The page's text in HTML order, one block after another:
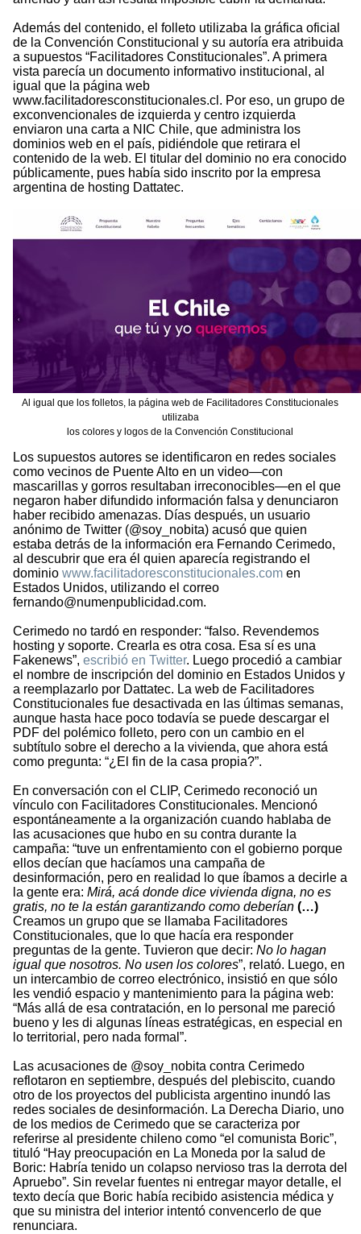
Además del contenido, el folleto utilizaba la gráfica oficial
de la Convención Constitucional y su autoría era atribuida
a supuestos “Facilitadores Constitucionales”. A primera
vista parecía un documento informativo institucional, al
igual que la página web
www.facilitadoresconstitucionales.cl. Por eso, un grupo de
exconvencionales de izquierda y centro izquierda
enviaron una carta a NIC Chile, que administra los
dominios web en el país, pidiéndole que retirara el
contenido de la web. El titular del dominio no era conocido
públicamente, pues había sido inscrito por la empresa
argentina de hosting Dattatec.
Al igual que los folletos, la página web de Facilitadores Constitucionales
utilizaba
los colores y logos de la Convención Constitucional
Los supuestos autores se identificaron en redes sociales
como vecinos de Puente Alto en un video—con
mascarillas y gorros resultaban irreconocibles—en el que
negaron haber difundido información falsa y denunciaron
haber recibido amenazas. Días después, un usuario
anónimo de Twitter (@soy_nobita) acusó que quien
estaba detrás de la información era Fernando Cerimedo,
al descubrir que era él quien aparecía registrando el
dominio www.facilitadoresconstitucionales.com en
Estados Unidos, utilizando el correo
fernando@numenpublicidad.com.
Cerimedo no tardó en responder: “falso. Revendemos
hosting y soporte. Crearla es otra cosa. Esa sí es una
Fakenews”, escribió en Twitter. Luego procedió a cambiar
el nombre de inscripción del dominio en Estados Unidos y
a reemplazarlo por Dattatec. La web de Facilitadores
Constitucionales fue desactivada en las últimas semanas,
aunque hasta hace poco todavía se puede descargar el
PDF del polémico folleto, pero con un cambio en el
subtítulo sobre el derecho a la vivienda, que ahora está
como pregunta: “¿El fin de la casa propia?”.
En conversación con el CLIP, Cerimedo reconoció un
vínculo con Facilitadores Constitucionales. Mencionó
espontáneamente a la organización cuando hablaba de
las acusaciones que hubo en su contra durante la
campaña: “tuve un enfrentamiento con el gobierno porque
ellos decían que hacíamos una campaña de
desinformación, pero en realidad lo que íbamos a decirle a
la gente era: Mirá, acá donde dice vivienda digna, no es
gratis, no te la están garantizando como deberían (…)
Creamos un grupo que se llamaba Facilitadores
Constitucionales, que lo que hacía era responder
preguntas de la gente. Tuvieron que decir: No lo hagan
igual que nosotros. No usen los colores”, relató. Luego, en
un intercambio de correo electrónico, insistió en que sólo
les vendió espacio y mantenimiento para la página web:
“Más allá de esa contratación, en lo personal me pareció
bueno y les di algunas líneas estratégicas, en especial en
lo territorial, pero nada formal”.
Las acusaciones de @soy_nobita contra Cerimedo
reflotaron en septiembre, después del plebiscito, cuando
otro de los proyectos del publicista argentino inundó las
redes sociales de desinformación. La Derecha Diario, uno
de los medios de Cerimedo que se caracteriza por
referirse al presidente chileno como “el comunista Boric”,
tituló “Hay preocupación en La Moneda por la salud de
Boric: Habría tenido un colapso nervioso tras la derrota del
Apruebo”. Sin revelar fuentes ni entregar mayor detalle, el
texto decía que Boric había recibido asistencia médica y
que su ministra del interior intentó convencerlo de que
renunciara.